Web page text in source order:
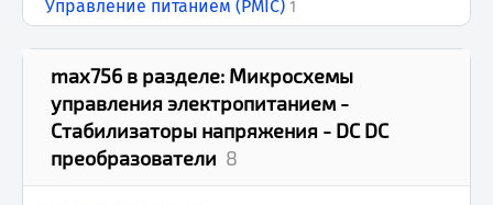
Управление питанием (PMIC) 1
max756 в разделе: Микросхемы
управления электропитанием -
Стабилизаторы напряжения - DC DC
преобразователи 8